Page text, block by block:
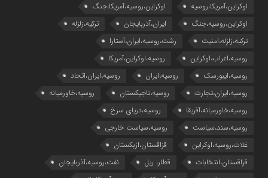
اوکراین،آمریکا،روسیه
اوکراین،روسیه،آمریکا،جنگ
اوکراین،روسیه،جنگ
ایران،آذربایجان
ترکیه،زلزله
ترکیه،زلزله،امنیت
رشت،روسیه،ایران،آستارا
روسیه،اعراب،اوکراین
روسیه،اوکراین،آمریکا
روسیه،ایبورسک
روسیه،ایران
روسیه،ایران،اتحاد
روسیه،ایران،تجارت
روسیه،تاجیکستان
روسیه،خاورمیانه
روسیه،خاورمیانه،آفریقا
روسیه،دریای سرخ
روسیه،سند،سیاست
روسیه،سیاست خارجی
غلات،روسیه،اوکراین
قزاقستان،ازبکستان
قزاقستان،انتخابات
قطار، ریل
نفت،روسیه،آذربایجان